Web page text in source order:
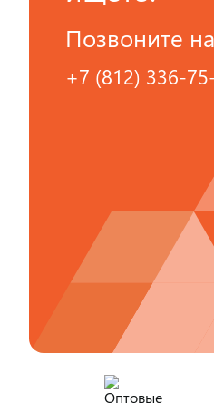
Позвоните
+7 (812) 336-